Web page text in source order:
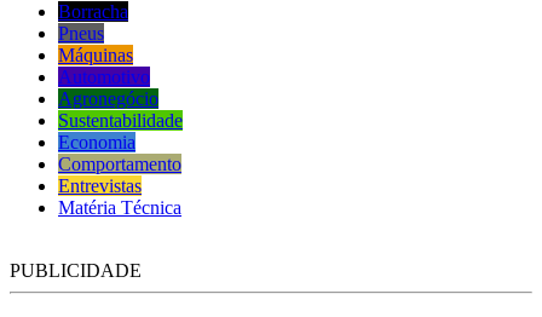
Borracha
Pneus
Máquinas
Automotivo
Agronegócio
Sustentabilidade
Economia
Comportamento
Entrevistas
Matéria Técnica
PUBLICIDADE